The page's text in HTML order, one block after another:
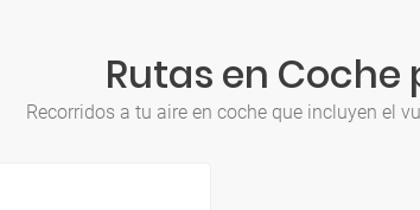
Rutas en
Recorridos a tu aire en coche que incluyen el